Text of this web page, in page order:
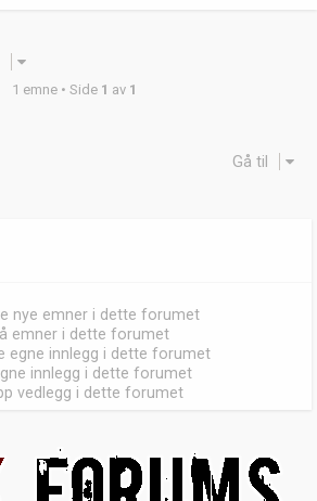
1 emne • Side 1 av 1
Gå til
nye emner i dette forumet
emner i dette forumet
egne innlegg i dette forumet
innlegg i dette forumet
vedlegg i dette forumet